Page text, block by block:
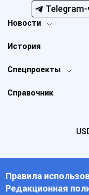
Telegram-
Новости
Спецпроекты
История
Справочник
Правила
Редакционная